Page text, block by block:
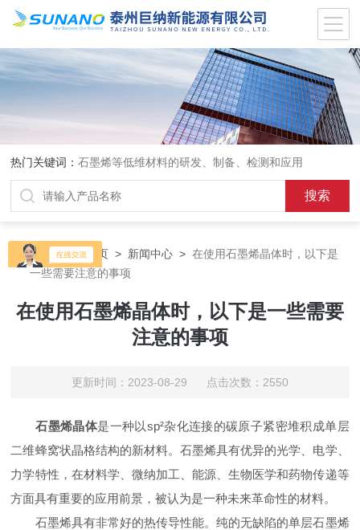
热门关键词：石墨烯等低维材料的研发、制备、检测和应用
当前位置：首页 > 新闻中心 >在使用石墨烯晶体时，以下是
一些需要注意的事项
在使用石墨烯晶体时，以下是一些需要
注意的事项
更新时间：2023-08-29 点击次数：2550
石墨烯晶体是一种以sp²杂化连接的碳原子紧密堆积成单层
二维蜂窝状晶格结构的新材料。石墨烯具有优异的光学、电学、
力学特性，在材料学、微纳加工、能源、生物医学和药物传递等
方面具有重要的应用前景，被认为是一种未来革命性的材料。
石墨烯具有非常好的热传导性能。纯的无缺陷的单层石墨烯